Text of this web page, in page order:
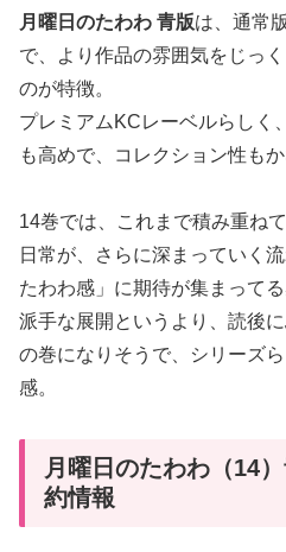
月曜日のたわわ 青版は、通常
で、より作品の雰囲気をじっ
のが特徴。
プレミアムKCレーベルらしく
も高めで、コレクション性も
14巻では、これまで積み重ね
日常が、さらに深まっていく
たわわ感」に期待が集まってる
派手な展開というより、読後
の巻になりそうで、シリーズ
感。
月曜日のたわわ（14
約情報